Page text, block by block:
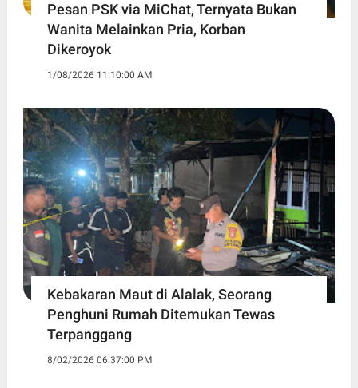
Pesan PSK via MiChat, Ternyata Bukan
Wanita Melainkan Pria, Korban
Dikeroyok
1/08/2026 11:10:00 AM
Kebakaran Maut di Alalak, Seorang
Penghuni Rumah Ditemukan Tewas
Terpanggang
8/02/2026 06:37:00 PM